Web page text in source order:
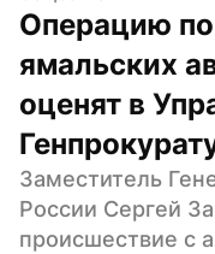
Операцию
ямальских
оценят в
Заместитель
России Сергей
происшествие с